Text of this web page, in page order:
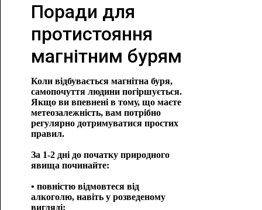
Поради для
протистояння
магнітним бурям
Коли відбувається магнітна буря,
самопочуття людини погіршується.
Якщо ви впевнені в тому, що маєте
метеозалежність, вам потрібно
регулярно дотримуватися простих
правил.
За 1-2 дні до початку природного
явища починайте:
• повністю відмовтеся від
алкоголю, навіть у розведеному
вигляді;